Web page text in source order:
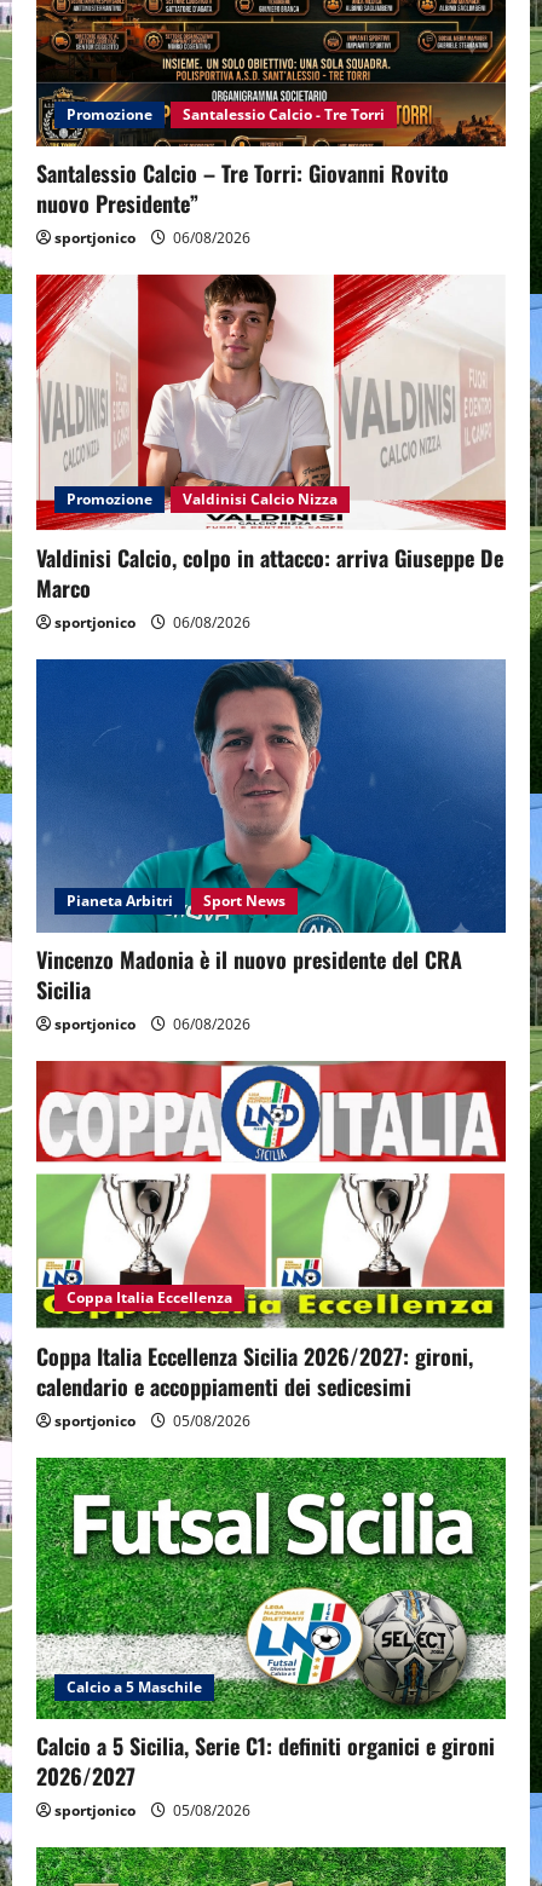
Promozione Santalessio Calcio - Tre Torri
Santalessio Calcio – Tre Torri: Giovanni Rovito
nuovo Presidente”
sportjonico 06/08/2026
Promozione Valdinisi Calcio Nizza
Valdinisi Calcio, colpo in attacco: arriva Giuseppe De
Marco
sportjonico 06/08/2026
Pianeta Arbitri Sport News
Vincenzo Madonia è il nuovo presidente del CRA
Sicilia
sportjonico 06/08/2026
Coppa Italia Eccellenza
Coppa Italia Eccellenza Sicilia 2026/2027: gironi,
calendario e accoppiamenti dei sedicesimi
sportjonico 05/08/2026
Calcio a 5 Maschile
Calcio a 5 Sicilia, Serie C1: definiti organici e gironi
2026/2027
sportjonico 05/08/2026